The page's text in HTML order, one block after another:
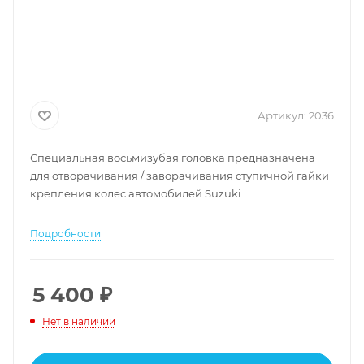
Артикул: 2036
Специальная восьмизубая головка предназначена
для отворачивания / заворачивания ступичной гайки
крепления колес автомобилей Suzuki.
Подробности
5 400 ₽
Нет в наличии